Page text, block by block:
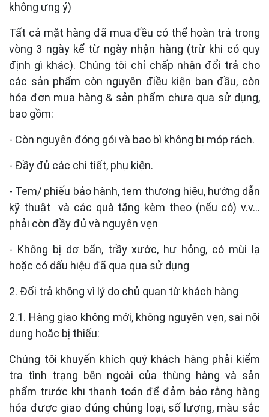
không ưng ý)
Tất cả mặt hàng đã mua đều có thể hoàn trả trong
vòng 3 ngày kể từ ngày nhận hàng (trừ khi có quy
định gì khác). Chúng tôi chỉ chấp nhận đổi trả cho
các sản phẩm còn nguyên điều kiện ban đầu, còn
hóa đơn mua hàng & sản phẩm chưa qua sử dụng,
bao gồm:
- Còn nguyên đóng gói và bao bì không bị móp rách.
- Đầy đủ các chi tiết, phụ kiện.
- Tem/ phiếu bảo hành, tem thương hiệu, hướng dẫn
kỹ thuật và các quà tặng kèm theo (nếu có) v.v…
phải còn đầy đủ và nguyên vẹn
- Không bị dơ bẩn, trầy xước, hư hỏng, có mùi lạ
hoặc có dấu hiệu đã qua qua sử dụng
2. Đổi trả không vì lý do chủ quan từ khách hàng
2.1. Hàng giao không mới, không nguyên vẹn, sai nội
dung hoặc bị thiếu:
Chúng tôi khuyến khích quý khách hàng phải kiểm
tra tình trạng bên ngoài của thùng hàng và sản
phẩm trước khi thanh toán để đảm bảo rằng hàng
hóa được giao đúng chủng loại, số lượng, màu sắc